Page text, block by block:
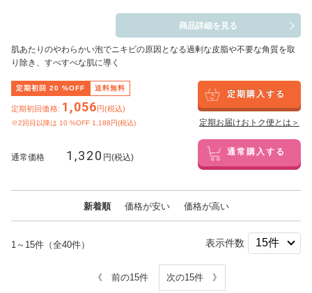
商品詳細を見る
肌あたりのやわらかい泡でニキビの原因となる過剰な皮脂や不要な角質を取
り除き、すべすべな肌に導く
定期初回 20 %OFF 送料無料
定期初回価格: 1,056円(税込)
※2回目以降は 10 %OFF 1,188円(税込)
定期購入する
定期お届けおトク便とは＞
通常価格 1,320 円(税込) 通常購入する
新着順 価格が安い 価格が高い
1～15件（全40件） 表示件数
《 前の15件 次の15件 》